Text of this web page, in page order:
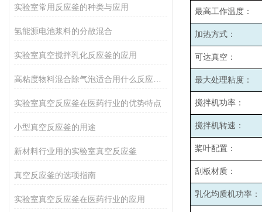
实验室常用反应釜的种类与应用
氢能源电池浆料的分散混合
实验室真空搅拌乳化反应釜的应用
实验室真空反应釜在医药行业的优势特点
小型真空反应釜的用途
新材料行业用的实验室真空反应釜
真空反应釜的选项指南
实验室真空反应釜在医药行业的应用
最高工作温度：
加热方式：
可达真空：
最大处理粘度：
搅拌机功率：
搅拌机转速：
桨叶配置：
刮板材质：
乳化均质机功率：